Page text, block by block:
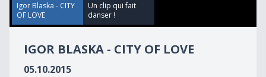
50
seconds
Igor Blaska - CITY
OF LOVE
Un clip qui fait
danser !
IGOR BLASKA - CITY OF LOVE
05.10.2015